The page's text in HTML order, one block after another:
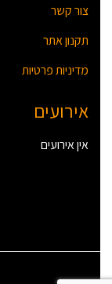
צור קשר
תקנון אתר
מדיניות פרטיות
אירועים
אין אירועים